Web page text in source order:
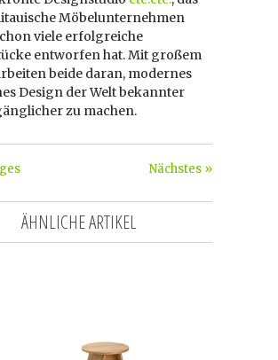
Möbelunternehmen
viele erfolgreiche
entworfen hat. Mit großem
beide daran, modernes
Design der Welt bekannter
zu machen.
Nächstes »
ÄHNLICHE ARTIKEL